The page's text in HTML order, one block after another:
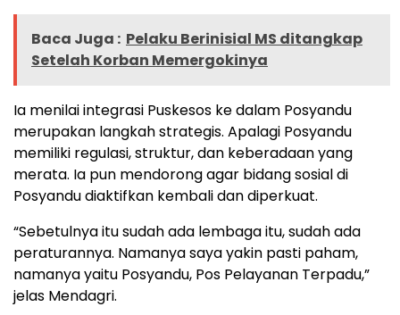
Baca Juga : Pelaku Berinisial MS ditangkap
Setelah Korban Memergokinya
Ia menilai integrasi Puskesos ke dalam Posyandu
merupakan langkah strategis. Apalagi Posyandu
memiliki regulasi, struktur, dan keberadaan yang
merata. Ia pun mendorong agar bidang sosial di
Posyandu diaktifkan kembali dan diperkuat.
“Sebetulnya itu sudah ada lembaga itu, sudah ada
peraturannya. Namanya saya yakin pasti paham,
namanya yaitu Posyandu, Pos Pelayanan Terpadu,”
jelas Mendagri.